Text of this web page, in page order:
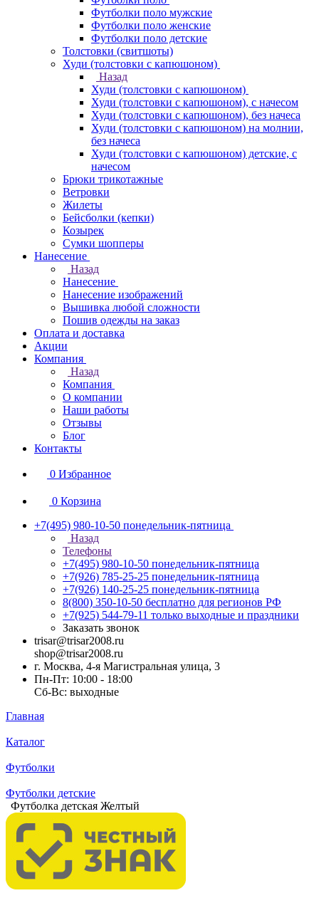
Футболки поло мужские
Футболки поло женские
Футболки поло детские
Толстовки (свитшоты)
Худи (толстовки с капюшоном)
Назад
Худи (толстовки с капюшоном)
Худи (толстовки c капюшоном), с начесом
Худи (толстовки c капюшоном), без начеса
Худи (толстовки с капюшоном) на молнии,
без начеса
Худи (толстовки c капюшоном) детские, с
начесом
Брюки трикотажные
Ветровки
Жилеты
Бейсболки (кепки)
Козырек
Сумки шопперы
Нанесение
Назад
Нанесение
Нанесение изображений
Вышивка любой сложности
Пошив одежды на заказ
Оплата и доставка
Акции
Компания
Назад
Компания
О компании
Наши работы
Отзывы
Блог
Контакты
0 Избранное
0 Корзина
+7(495) 980-10-50 понедельник-пятница
Назад
Телефоны
+7(495) 980-10-50 понедельник-пятница
+7(926) 785-25-25 понедельник-пятница
+7(926) 140-25-25 понедельник-пятница
8(800) 350-10-50 бесплатно для регионов РФ
+7(925) 544-79-11 только выходные и праздники
Заказать звонок
trisar@trisar2008.ru
shop@trisar2008.ru
г. Москва, 4-я Магистральная улица, 3
Пн-Пт: 10:00 - 18:00
Сб-Вс: выходные
Главная
Каталог
Футболки
Футболки детские
Футболка детская Желтый